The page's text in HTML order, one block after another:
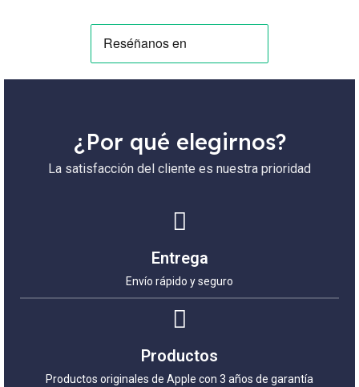
¿Por qué elegirnos?
La satisfacción del cliente es nuestra prioridad
Entrega
Envío rápido y seguro
Productos
Productos originales de Apple con 3 años de garantía